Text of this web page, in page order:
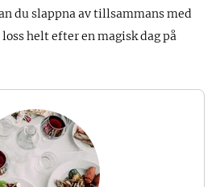
du slappna av tillsammans med
helt efter en magisk dag på